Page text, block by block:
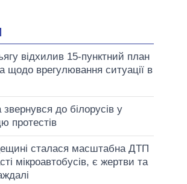
відхилив 15-пунктний план
щодо врегулювання ситуації в
звернувся до білорусів у
протестів
сталася масштабна ДТП
мікроавтобусів, є жертви та